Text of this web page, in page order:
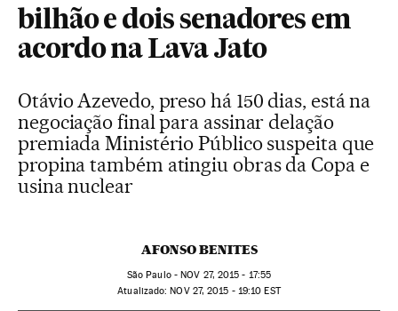
bilhão e dois senadores em
acordo na Lava Jato
Otávio Azevedo, preso há 150 dias, está na
negociação final para assinar delação
premiada Ministério Público suspeita que
propina também atingiu obras da Copa e
usina nuclear
AFONSO BENITES
São Paulo -NOV 27, 2015 - 17:55
atualizado: NOV27, 2015 - 19:10 EST